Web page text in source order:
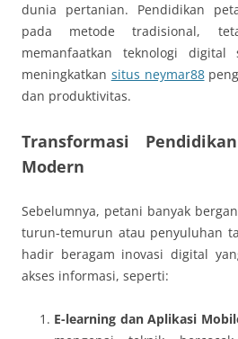
dunia pertanian. Pendidikan
pada metode tradisional,
memanfaatkan teknologi digital
meningkatkan situs neymar88
dan produktivitas.
Transformasi
Modern
Sebelumnya, petani banyak
turun-temurun atau penyuluhan
hadir beragam inovasi digital
akses informasi, seperti:
E-learning dan Aplikasi